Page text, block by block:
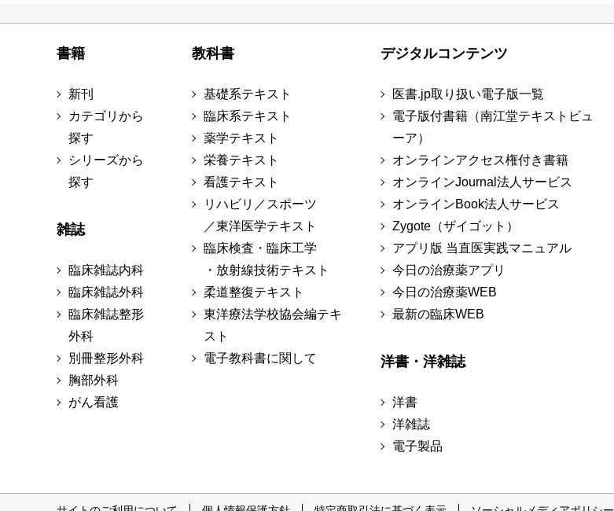
書籍
新刊
カテゴリから
探す
シリーズから
探す
雑誌
臨床雑誌内科
臨床雑誌外科
臨床雑誌整形
外科
別冊整形外科
胸部外科
がん看護
教科書
基礎系テキスト
臨床系テキスト
薬学テキスト
栄養テキスト
看護テキスト
リハビリ／スポーツ
／東洋医学テキスト
臨床検査・臨床工学
・放射線技術テキスト
柔道整復テキスト
東洋療法学校協会編テキ
スト
電子教科書に関して
デジタルコンテンツ
医書.jp取り扱い電子版一覧
電子版付書籍（南江堂テキストビュ
ーア）
オンラインアクセス権付き書籍
オンラインJournal法人サービス
オンラインBook法人サービス
Zygote（ザイゴット）
アプリ版 当直医実践マニュアル
今日の治療薬アプリ
今日の治療薬WEB
最新の臨床WEB
洋書・洋雑誌
洋書
洋雑誌
電子製品